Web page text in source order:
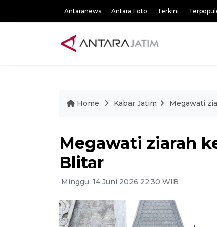
Antaranews Antara Foto Terkini
Home Kabar Jatim Megawati
Megawati ziarah
Blitar
Minggu, 14 Juni 2026 22:30 WIB